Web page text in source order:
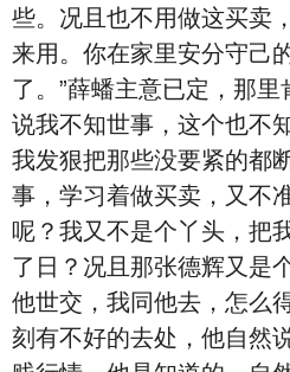
些。况且也不用做这买卖
来用。你在家里安分守己
了。”薛蟠主意已定，那里
说我不知世事，这个也不
我发狠把那些没要紧的都
事，学习着做买卖，又不
呢？我又不是个丫头，把
了日？况且那张德辉又是
他世交，我同他去，怎么
刻有不好的去处，他自然